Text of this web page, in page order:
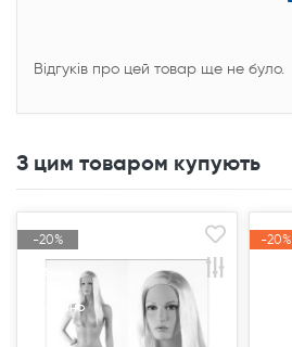
Відгуків про цей товар ще не було.
З цим товаром купують
-20%
Продано
-20%
Продано
-20%
-20%